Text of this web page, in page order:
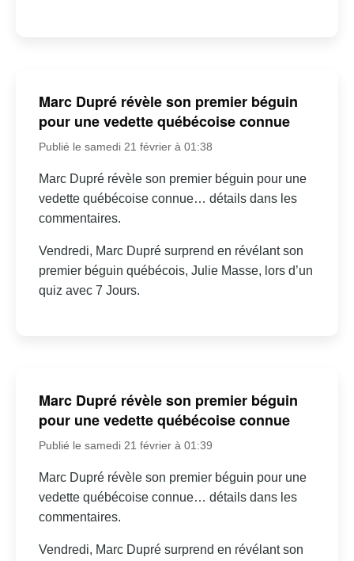
Marc Dupré révèle son premier béguin
pour une vedette québécoise connue
Publié le samedi 21 février à 01:38
Marc Dupré révèle son premier béguin pour une
vedette québécoise connue… détails dans les
commentaires.
Vendredi, Marc Dupré surprend en révélant son
premier béguin québécois, Julie Masse, lors d’un
quiz avec 7 Jours.
Marc Dupré révèle son premier béguin
pour une vedette québécoise connue
Publié le samedi 21 février à 01:39
Marc Dupré révèle son premier béguin pour une
vedette québécoise connue… détails dans les
commentaires.
Vendredi, Marc Dupré surprend en révélant son